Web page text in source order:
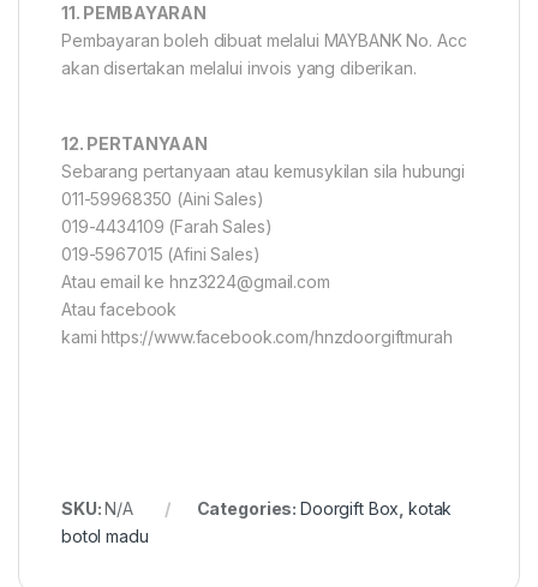
11. PEMBAYARAN
Pembayaran boleh dibuat melalui MAYBANK No. Acc
akan disertakan melalui invois yang diberikan.
12. PERTANYAAN
Sebarang pertanyaan atau kemusykilan sila hubungi
011-59968350 (Aini Sales)
019-4434109 (Farah Sales)
019-5967015 (Afini Sales)
Atau email ke hnz3224@gmail.com
Atau facebook
kami https://www.facebook.com/hnzdoorgiftmurah
SKU:N/A Categories: Doorgift Box ,kotak
botol madu